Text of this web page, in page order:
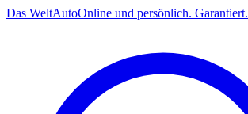
Das WeltAutoOnline und persönlich. Garantiert.